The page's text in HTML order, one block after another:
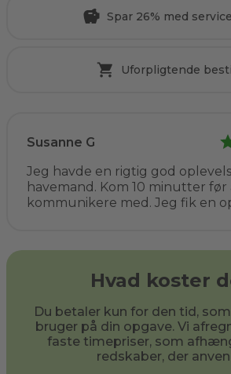
Spar 26% med
Uforpligtende
Susanne G
Jeg havde en rigtig god
havemand. Kom 10 minutter
kommunikere med. Jeg fik en
gang. Jeg har allerede
Hvad koster
Du betaler kun for den tid,
bruger på din opgave. Vi
faste timepriser, som
redskaber, der